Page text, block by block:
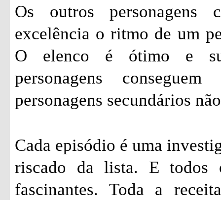
Os outros personagens
excelência o ritmo de um
O elenco é ótimo e
personagens
personagens secundários
Cada episódio é uma
riscado da lista. E todos
fascinantes. Toda a